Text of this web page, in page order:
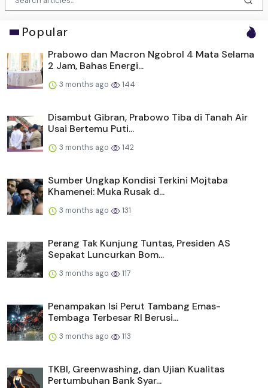
Popular
Prabowo dan Macron Ngobrol 4 Mata Selama
2 Jam, Bahas Energi...
3 months ago 144
Disambut Gibran, Prabowo Tiba di Tanah Air
Usai Bertemu Puti...
3 months ago 142
Sumber Ungkap Kondisi Terkini Mojtaba
Khamenei: Muka Rusak d...
3 months ago 131
Perang Tak Kunjung Tuntas, Presiden AS
Sepakat Luncurkan Bom...
3 months ago 117
Penampakan Isi Perut Tambang Emas-
Tembaga Terbesar RI Berusi...
3 months ago 113
TKBI, Greenwashing, dan Ujian Kualitas
Pertumbuhan Bank Syar...